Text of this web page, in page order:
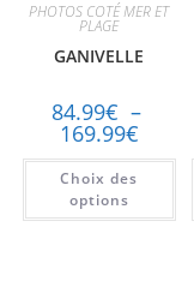
PHOTOS COTÉ MER ET
PLAGE
GANIVELLE
84.99€ –
169.99€
Choix des
options